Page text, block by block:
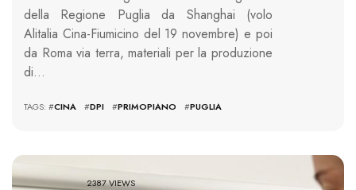
della Regione Puglia da Shanghai (volo
Alitalia Cina-Fiumicino del 19 novembre) e poi
da Roma via terra, materiali per la produzione
di…
TAGS: #CINA #DPI #PRIMOPIANO #PUGLIA
2387 VIEWS